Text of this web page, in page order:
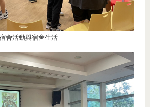
舍活動與宿舍生活